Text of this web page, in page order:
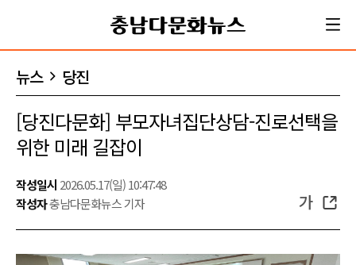
뉴스 당진
[당진다문화] 부모자녀집단상담-진로선택을
위한 미래 길잡이
작성일시 2026.05.17(일) 10:47:48
작성자충남다문화뉴스 기자 가